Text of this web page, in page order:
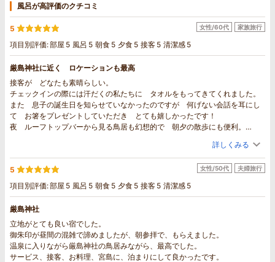
風呂が高評価のクチコミ
5
項目別評価:部屋 5 風呂 5 朝食 5 夕食 5 接客 5 清潔感 5
女性/60代 家族旅行
厳島神社に近く ロケーションも最高
接客が どなたも素晴らしい。
チェックインの際には汗だくの私たちに タオルをもってきてくれました。
また 息子の誕生日を知らせていなかったのですが 何げない会話を耳にし
て お箸をプレゼントしていただき とても嬉しかったです！
夜 ルーフトップバーから見る鳥居も幻想的で 朝夕の散歩にも便利。
朝食も夕食も 味付けがちょうどよく 是非 また利用したいし みんなに
おすすめしたいです。
詳しくみる
5
項目別評価:部屋 5 風呂 5 朝食 5 夕食 5 接客 5 清潔感 5
女性/50代 夫婦旅行
厳島神社
立地がとても良い宿でした。
御朱印が昼間の混雑で諦めましたが、朝参拝で、もらえました。
温泉に入りながら厳島神社の鳥居みながら、最高でした。
サービス、接客、お料理、宮島に、泊まりにして良かったです。